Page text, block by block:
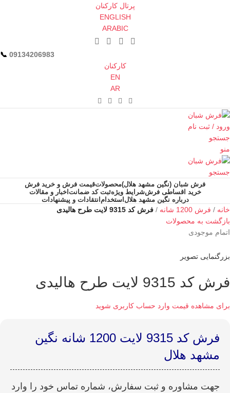
پرتال کارکنان
ENGLISH
ARABIC
📞︁ 09134206983
کارکنان
EN
AR
ورود / ثبت نام
جستجو
منو
جستجو
فرش شبان (نگین مشهد هلال)محصولاتقیمت فرش و خرید فرش
خرید اقساطی فرششرایط ویژهثبت کد ضمانت اخبار و مقالات
درباره نگین مشهد هلال استخدام انتقادات و پیشنهادات
خانه فرش 1200 شانه
فرش کد 9315 لایت طرح هالیدی
بازگشت به محصولات
اتمام موجودی
بزرگنمایی تصویر
فرش کد 9315 لایت طرح هالیدی
برای مشاهده قیمت وارد حساب کاربری شوید
فرش کد 9315 لایت 1200 شانه نگین
مشهد هلال
جهت مشاوره و ثبت سفارش، شماره تماس خود را وارد